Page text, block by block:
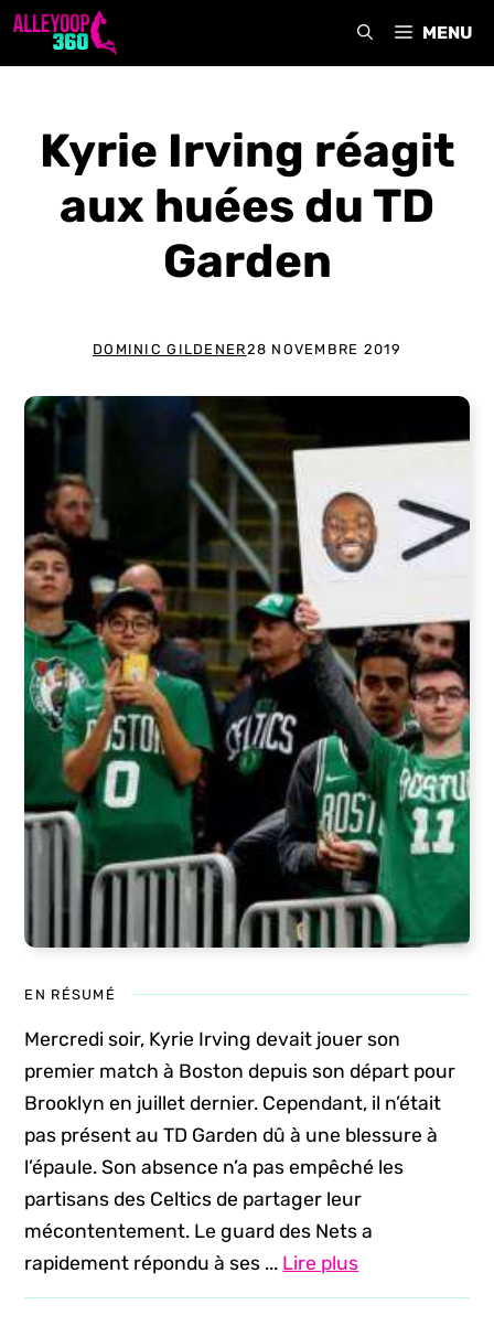
Aller
MENU
Kyrie Irving réagit
aux huées du TD
Garden
DOMINIC GILDENER28 NOVEMBRE 2019
EN RÉSUMÉ
Mercredi soir, Kyrie Irving devait jouer son
premier match à Boston depuis son départ pour
Brooklyn en juillet dernier. Cependant, il n’était
pas présent au TD Garden dû à une blessure à
l’épaule. Son absence n’a pas empêché les
partisans des Celtics de partager leur
mécontentement. Le guard des Nets a
rapidement répondu à ses ... Lire plus